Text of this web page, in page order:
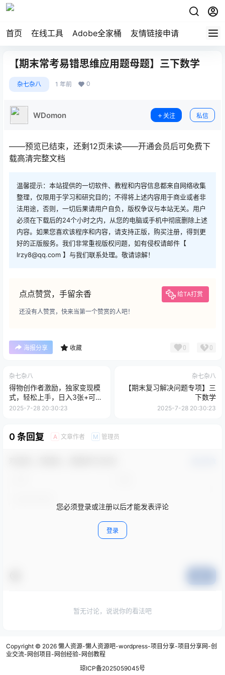
首页 在线工具 Adobe全家桶 友情链接申请
【期末常考易错思维应用题母题】三下数学
杂七杂八 1 年前 0
WDomon 关注 私信
——预览已结束，还剩12页未读——开通会员后可免费下
载高清完整文档
温馨提示：本站提供的一切软件、教程和内容信息都来自网络收集
整理，仅限用于学习和研究目的；不得将上述内容用于商业或者非
法用途，否则，一切后果请用户自负，版权争议与本站无关。用户
必须在下载后的24个小时之内，从您的电脑或手机中彻底删除上述
内容。如果您喜欢该程序和内容，请支持正版，购买注册，得到更
好的正版服务。我们非常重视版权问题，如有侵权请邮件【
lrzy8@qq.com 】与我们联系处理。敬请谅解！
点点赞赏，手留余香 给TA打赏
还没有人赞赏，快来当第一个赞赏的人吧！
海报分享 收藏 0 0
杂七杂八
得物创作者激励，独家变现模
式，轻松上手，日入3张+可矩
阵，可放大【揭秘】
2025-7-28 20:30:23
杂七杂八
【期末复习解决问题专项】三
下数学
2025-7-28 20:30:23
0 条回复 A 文章作者 M 管理员
您必须登录或注册以后才能发表评论
登录
暂无讨论，说说你的看法吧
Copyright © 2026 懒人资源-懒人资源吧-wordpress-项目分享-项目分享网-创
业交流-网创项目-网创经验-网创教程
琼ICP备2025059045号